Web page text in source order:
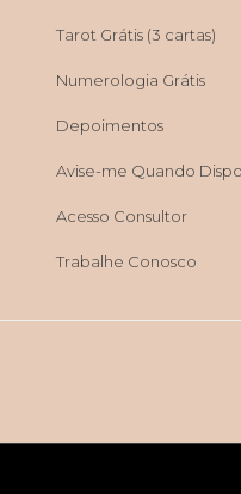
Tarot Grátis (3 cartas)
Numerologia Grátis
Depoimentos
Avise-me Quando
Acesso Consultor
Trabalhe Conosco